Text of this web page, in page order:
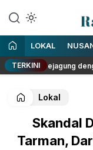
LOKAL
TERKINI
Kejagung dengan
Lokal
Skandal
Tarman,